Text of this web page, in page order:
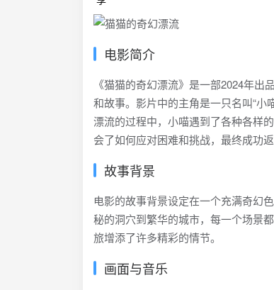
电影简介
《猫猫的奇幻漂流》是一部2024年
和故事。影片中的主角是一只名叫“
漂流的过程中，小喵遇到了各种各样
会了如何应对困难和挑战，最终成功返
故事背景
电影的故事背景设定在一个充满奇幻
秘的洞穴到繁华的城市，每一个场景
旅增添了许多精彩的情节。
画面与音乐